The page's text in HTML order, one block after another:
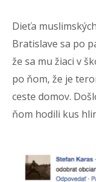
Dieťa
Bratislave sa po
že sa mu žiaci v
po ňom, že je
ceste domov.
ňom hodili kus